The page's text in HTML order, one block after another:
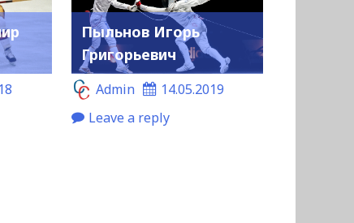
Пыльнов Игорь
Григорьевич
Admin
14.05.2019
Leave a reply